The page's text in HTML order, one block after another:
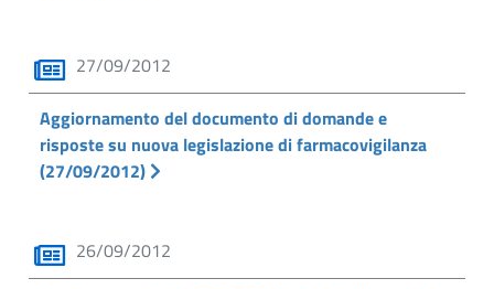
27/09/2012
Aggiornamento del documento di domande e
risposte su nuova legislazione di farmacovigilanza
(27/09/2012)
26/09/2012